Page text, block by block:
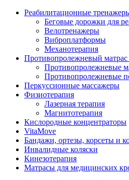
Реабилитационные
Беговые дорожки для
Велотренажеры
Виброплатформы
Механотерапия
Противопролежневый
Противопролежневые
Противопролежневые
Перкуссионные массажеры
Физиотерапия
Лазерная терапия
Магнитотерапия
Кислородные концентраторы
VitaMove
Бандажи, ортезы, корсеты и
Инвалидные коляски
Кинезотерапия
Матрасы для медицинских